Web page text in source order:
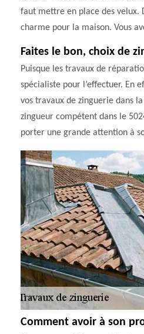
faut mettre en place des velux.
charme pour la maison. Vous
Faites le bon, choix de
Puisque les travaux de
spécialiste pour l’effectuer. En
vos travaux de zinguerie dans
zingueur compétent dans le
porter une grande attention à
Comment avoir à son